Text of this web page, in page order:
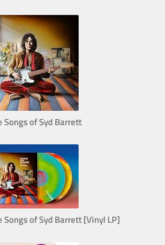
Songs of Syd Barrett
of Syd Barrett [Vinyl LP]